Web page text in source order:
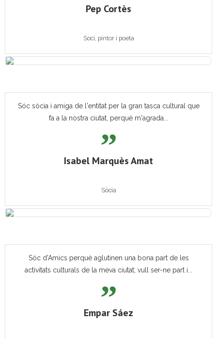
Pep Cortès
Soci, pintor i poeta
Sóc sòcia i amiga de l'entitat per la gran tasca cultural que
fa a la nostra ciutat, perquè m'agrada...
Isabel Marquès Amat
Sòcia
Sóc d'Amics perquè aglutinen una bona part de les
activitats culturals de la meva ciutat; vull ser-ne part i...
Empar Sáez